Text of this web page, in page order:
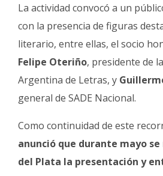
La actividad convocó a un
con la presencia de figuras
literario, entre ellas, el socio
Felipe Oteriño, presidente de
Argentina de Letras, y
general de SADE Nacional.
Como continuidad de este
anunció que durante mayo
del Plata la presentación y